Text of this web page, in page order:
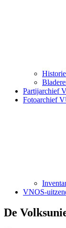
Partijarchief
Fotoarchief
VNOS-
De